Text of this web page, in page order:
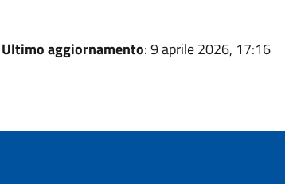
Ultimo aggiornamento: 9 aprile 2026, 17:16